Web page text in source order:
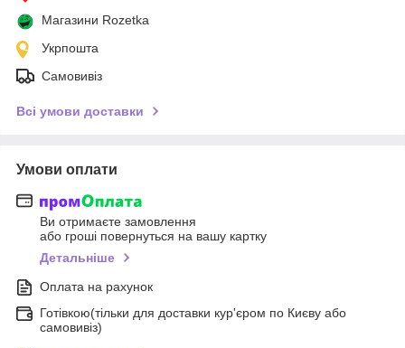
Магазини Rozetka
Укрпошта
Самовивіз
Всі умови доставки
Умови оплати
Ви отримаєте замовлення
або гроші повернуться на вашу картку
Детальніше
Оплата на рахунок
Готівкою(тільки для доставки кур'єром по Києву або
самовивіз)